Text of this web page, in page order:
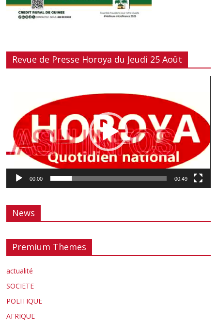
Revue de Presse Horoya du Jeudi 25 Août
00:00 00:49
News
Premium Themes
actualité
SOCIETE
POLITIQUE
AFRIQUE